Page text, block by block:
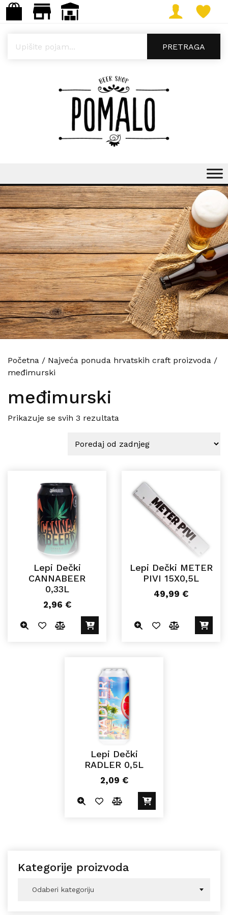
PRETRAGA
Početna / Najveća ponuda hrvatskih craft proizvoda /
međimurski
međimurski
Prikazuje se svih 3 rezultata
Lepi Dečki
CANNABEER
0,33L
2,96 €
Lepi Dečki METER
PIVI 15X0,5L
49,99 €
Lepi Dečki
RADLER 0,5L
2,09 €
Kategorije proizvoda
Odaberi kategoriju